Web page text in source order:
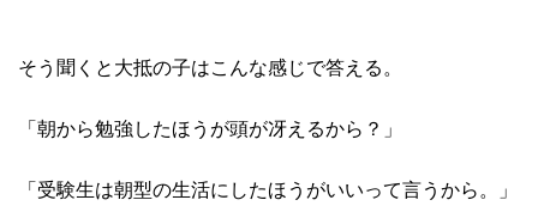
そう聞くと大抵の子はこんな感じで答える。
「朝から勉強したほうが頭が冴えるから？」
「受験生は朝型の生活にしたほうがいいって言うから。」